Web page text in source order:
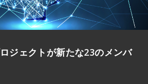
ジェクトが新たな23のメンバ